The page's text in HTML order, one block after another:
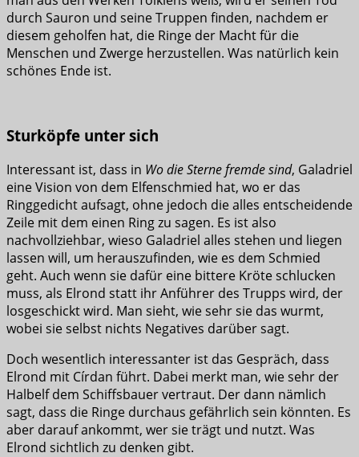
durch Sauron und seine Truppen finden, nachdem er
diesem geholfen hat, die Ringe der Macht für die
Menschen und Zwerge herzustellen. Was natürlich kein
schönes Ende ist.
Sturköpfe unter sich
Interessant ist, dass in Wo die Sterne fremde sind, Galadriel
eine Vision von dem Elfenschmied hat, wo er das
Ringgedicht aufsagt, ohne jedoch die alles entscheidende
Zeile mit dem einen Ring zu sagen. Es ist also
nachvollziehbar, wieso Galadriel alles stehen und liegen
lassen will, um herauszufinden, wie es dem Schmied
geht. Auch wenn sie dafür eine bittere Kröte schlucken
muss, als Elrond statt ihr Anführer des Trupps wird, der
losgeschickt wird. Man sieht, wie sehr sie das wurmt,
wobei sie selbst nichts Negatives darüber sagt.
Doch wesentlich interessanter ist das Gespräch, dass
Elrond mit Círdan führt. Dabei merkt man, wie sehr der
Halbelf dem Schiffsbauer vertraut. Der dann nämlich
sagt, dass die Ringe durchaus gefährlich sein könnten. Es
aber darauf ankommt, wer sie trägt und nutzt. Was
Elrond sichtlich zu denken gibt.